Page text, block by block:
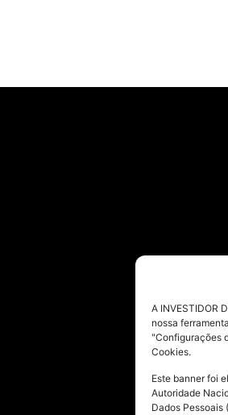
A INVESTIDOR
nossa
"Configurações
Cookies.
Este banner foi
Autoridade
Dados Pessoais